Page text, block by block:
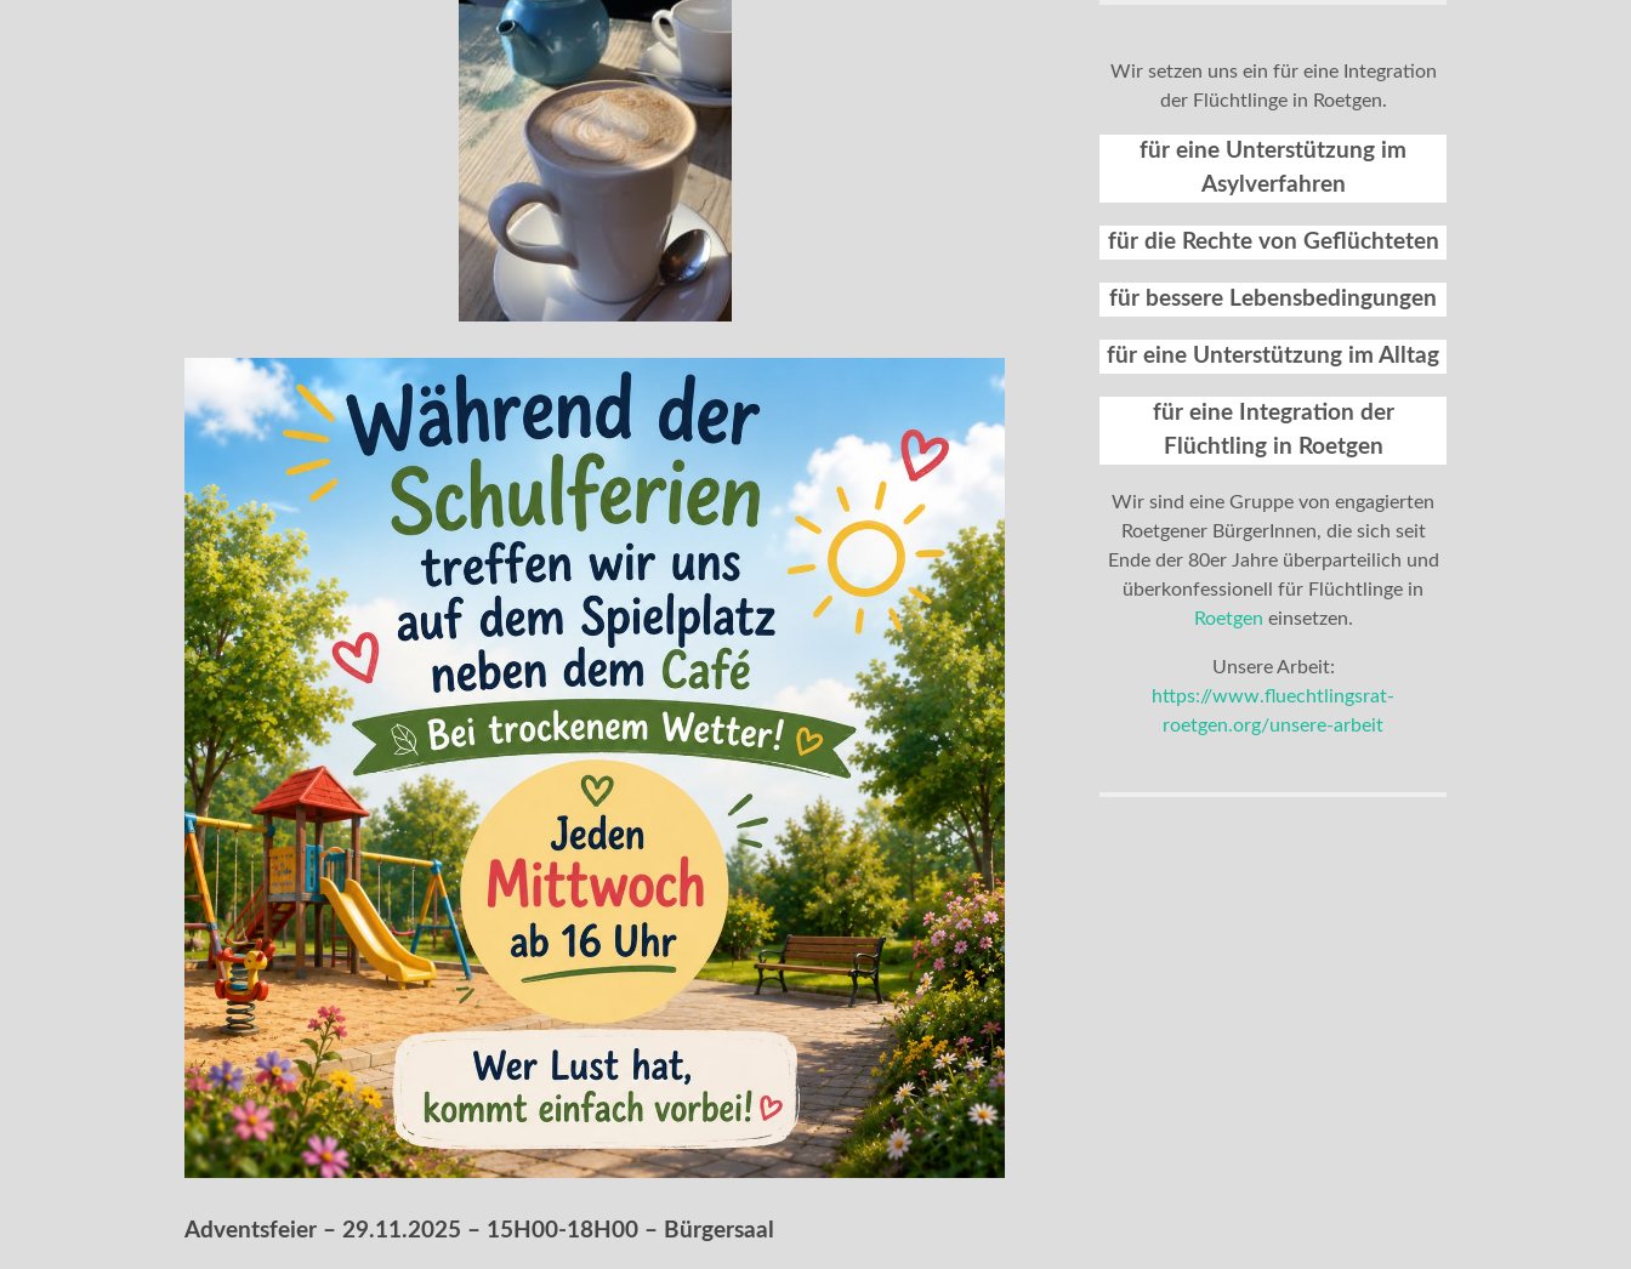
Adventsfeier – 29.11.2025 – 15H00-18H00 – Bürgersaal
Wir setzen uns ein für eine Integration
der Flüchtlinge in Roetgen.
für eine Unterstützung im
Asylverfahren
für die Rechte von Geflüchteten
für bessere Lebensbedingungen
für eine Unterstützung im Alltag
für eine Integration der
Flüchtling in Roetgen
Wir sind eine Gruppe von engagierten
Roetgener BürgerInnen, die sich seit
Ende der 80er Jahre überparteilich und
überkonfessionell für Flüchtlinge in
Roetgen einsetzen.
Unsere Arbeit:
https://www.fluechtlingsrat-
roetgen.org/unsere-arbeit